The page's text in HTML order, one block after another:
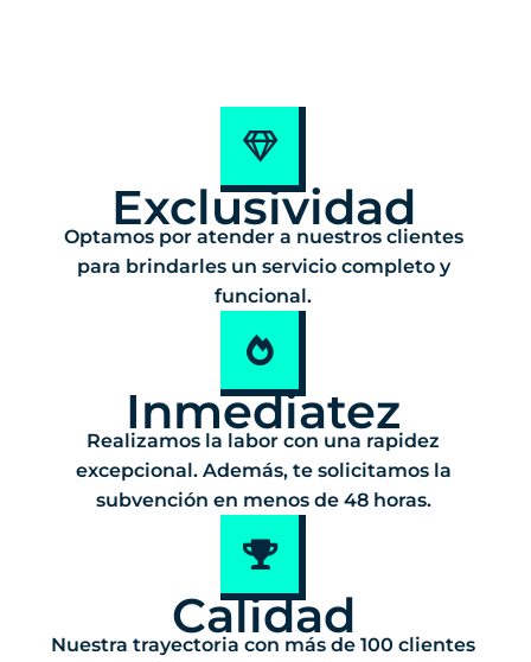
Exclusividad
Optamos por atender a nuestros clientes
para brindarles un servicio completo y
funcional.
Inmediatez
Realizamos la labor con una rapidez
excepcional. Además, te solicitamos la
subvención en menos de 48 horas.
Calidad
Nuestra trayectoria con más de 100 clientes